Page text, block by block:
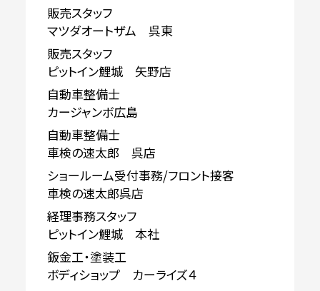
販売スタッフ
マツダオートザム 呉東
販売スタッフ
ピットイン鯉城 矢野店
自動車整備士
カージャンボ広島
自動車整備士
車検の速太郎 呉店
ショールーム受付事務/フロント接客
車検の速太郎呉店
経理事務スタッフ
ピットイン鯉城 本社
鈑金工・塗装工
ボディショップ カーライズ４